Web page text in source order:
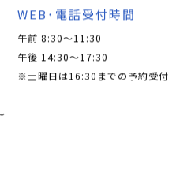
WEB･電話受付時間
午前 8:30～11:30
午後 14:30～17:30
※土曜日は16:30までの予約受付